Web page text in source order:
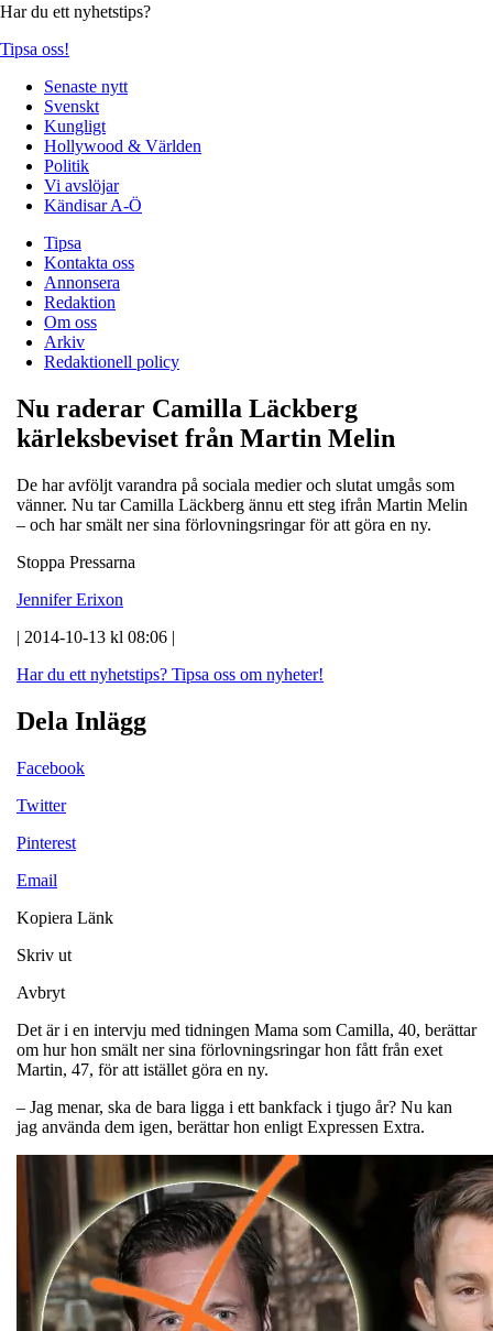
Har du ett nyhetstips?
Tipsa oss!
Senaste nytt
Svenskt
Kungligt
Hollywood & Världen
Politik
Vi avslöjar
Kändisar A-Ö
Tipsa
Kontakta oss
Annonsera
Redaktion
Om oss
Arkiv
Redaktionell policy
Nu raderar Camilla Läckberg
kärleksbeviset från Martin Melin
De har avföljt varandra på sociala medier och slutat umgås som
vänner. Nu tar Camilla Läckberg ännu ett steg ifrån Martin Melin
– och har smält ner sina förlovningsringar för att göra en ny.
Stoppa Pressarna
Jennifer Erixon
| 2014-10-13 kl 08:06 |
Har du ett nyhetstips? Tipsa oss om nyheter!
Dela Inlägg
Facebook
Twitter
Pinterest
Email
Kopiera Länk
Skriv ut
Avbryt
Det är i en intervju med tidningen Mama som Camilla, 40, berättar
om hur hon smält ner sina förlovningsringar hon fått från exet
Martin, 47, för att istället göra en ny.
– Jag menar, ska de bara ligga i ett bankfack i tjugo år? Nu kan
jag använda dem igen, berättar hon enligt Expressen Extra.